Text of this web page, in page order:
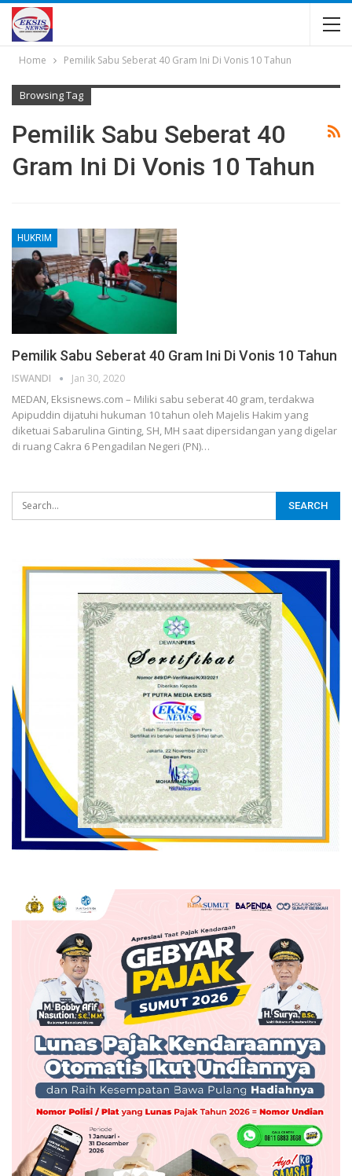
Home Pemilik Sabu Seberat 40 Gram Ini Di Vonis 10 Tahun
Browsing Tag
Pemilik Sabu Seberat 40
Gram Ini Di Vonis 10 Tahun
HUKRIM
Pemilik Sabu Seberat 40 Gram Ini Di Vonis 10 Tahun
ISWANDI Jan 30, 2020
MEDAN, Eksisnews.com – Miliki sabu seberat 40 gram, terdakwa
Apipuddin dijatuhi hukuman 10 tahun oleh Majelis Hakim yang
diketuai Sabarulina Ginting, SH, MH saat dipersidangan yang digelar
di ruang Cakra 6 Pengadilan Negeri (PN)…